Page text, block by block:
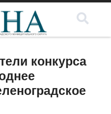
конкурса